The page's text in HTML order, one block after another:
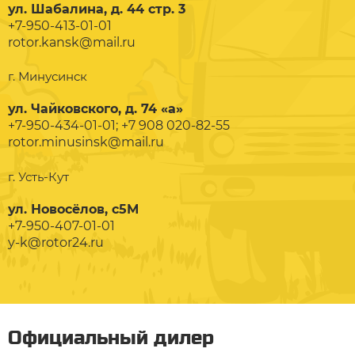
ул. Шабалина, д. 44 стр. 3
+7-950-413-01-01
rotor.kansk@mail.ru
г. Минусинск
ул. Чайковского, д. 74 «а»
+7-950-434-01-01; +7 908 020-82-55
rotor.minusinsk@mail.ru
г. Усть-Кут
ул. Новосёлов, с5М
+7-950-407-01-01
y-k@rotor24.ru
Официальный дилер